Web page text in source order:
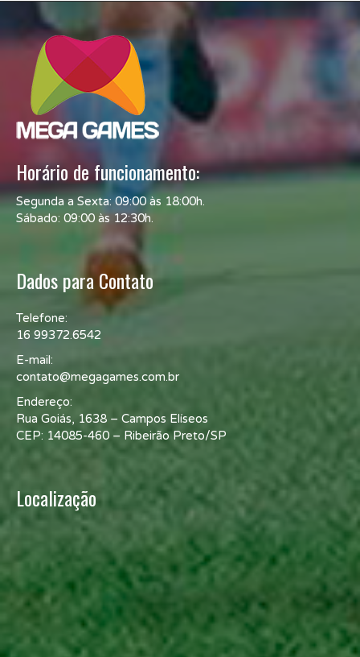
Horário de funcionamento:
Segunda a Sexta: 09:00 às 18:00h.
Sábado: 09:00 às 12:30h.
Dados para Contato
Telefone:
16 99372.6542
E-mail:
contato@megagames.com.br
Endereço:
Rua Goiás, 1638 – Campos Elíseos
CEP: 14085-460 – Ribeirão Preto/SP
Localização